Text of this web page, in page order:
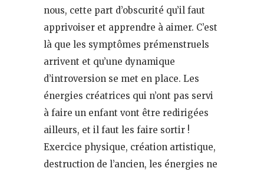
nous, cette part d’obscurité qu’il faut
apprivoiser et apprendre à aimer. C’est
là que les symptômes prémenstruels
arrivent et qu’une dynamique
d’introversion se met en place. Les
énergies créatrices qui n’ont pas servi
à faire un enfant vont être redirigées
ailleurs, et il faut les faire sortir !
Exercice physique, création artistique,
destruction de l’ancien, les énergies ne